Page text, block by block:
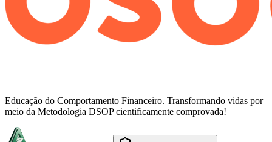
Educação do Comportamento Financeiro. Transformando vidas por
meio da Metodologia DSOP cientificamente comprovada!